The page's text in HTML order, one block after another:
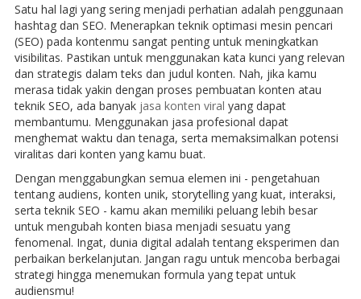
Satu hal lagi yang sering menjadi perhatian adalah penggunaan
hashtag dan SEO. Menerapkan teknik optimasi mesin pencari
(SEO) pada kontenmu sangat penting untuk meningkatkan
visibilitas. Pastikan untuk menggunakan kata kunci yang relevan
dan strategis dalam teks dan judul konten. Nah, jika kamu
merasa tidak yakin dengan proses pembuatan konten atau
teknik SEO, ada banyak jasa konten viral yang dapat
membantumu. Menggunakan jasa profesional dapat
menghemat waktu dan tenaga, serta memaksimalkan potensi
viralitas dari konten yang kamu buat.
Dengan menggabungkan semua elemen ini - pengetahuan
tentang audiens, konten unik, storytelling yang kuat, interaksi,
serta teknik SEO - kamu akan memiliki peluang lebih besar
untuk mengubah konten biasa menjadi sesuatu yang
fenomenal. Ingat, dunia digital adalah tentang eksperimen dan
perbaikan berkelanjutan. Jangan ragu untuk mencoba berbagai
strategi hingga menemukan formula yang tepat untuk
audiensmu!